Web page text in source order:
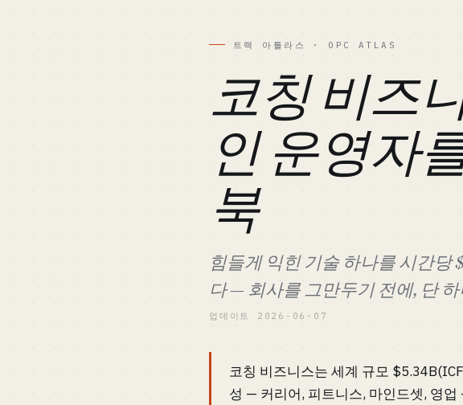
트랙 아틀라스 · OPC ATLAS
코칭 비즈
인 운영자
북
힘들게 익힌 기술 하나를 시간
다 — 회사를 그만두기 전에, 단
업데이트 2026-06-07
코칭 비즈니스는 세계 규모
성 — 커리어, 피트니스, 마인드셋, 영